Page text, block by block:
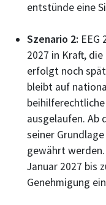
entstünde eine
Szenario 2: EEG
2027 in Kraft,
erfolgt noch
bleibt auf
ausgelaufen. Ab
seiner
gewährt
Januar 2027 bis
Genehmigung